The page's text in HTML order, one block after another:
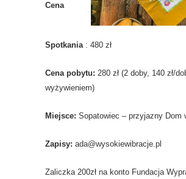
Cena
Spotkania: 480 zł
Cena pobytu: 280 zł (2 doby, 140 zł/
wyżywieniem)
Miejsce: Sopatowiec – przyjazny Dom
Zapisy: ada@wysokiewibracje.pl
Zaliczka 200zł na konto Fundacja